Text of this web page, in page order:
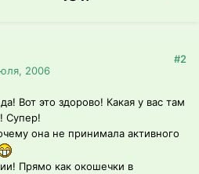
2006
#2
Вот это здорово! Какая у вас там
Супер!
она не принимала активного
Прямо как окошечки в